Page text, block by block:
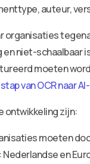
auteur,
organisaties
niet-schaalbaar
moeten
van OCR naar
ontwikkeling zijn:
moeten
en